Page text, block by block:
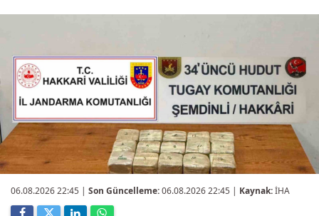
06.08.2026 22:45 | Son Güncelleme:06.08.2026 22:45 | Kaynak:İHA